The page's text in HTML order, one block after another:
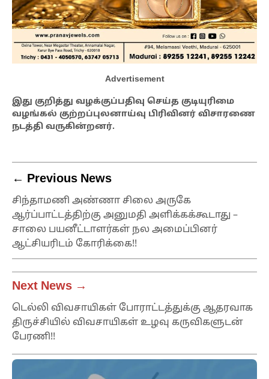
Advertisement
இது குறித்து வழக்குப்பதிவு செய்த குடியுரிமை
வழங்கல் குற்றப்புலனாய்வு பிரிவினர் விசாரணை
நடத்தி வருகின்றனர்.
← Previous News
சிந்தாமணி அண்ணா சிலை அருகே
ஆர்ப்பாட்டத்திற்கு அனுமதி அளிக்கக்கூடாது –
சாலை பயனீட்டாளர்கள் நல அமைப்பினர்
ஆட்சியரிடம் கோரிக்கை!!
Next News →
டெல்லி விவசாயிகள் போராட்டத்துக்கு ஆதரவாக
திருச்சியில் விவசாயிகள் உழவு கருவிகளுடன்
பேரணி!!